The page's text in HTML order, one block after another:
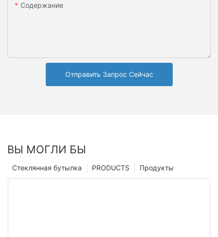
Содержание
Отправить Запрос Сейчас
ВЫ МОГЛИ БЫ
Продукты
PRODUCTS
Стеклянная бутылка